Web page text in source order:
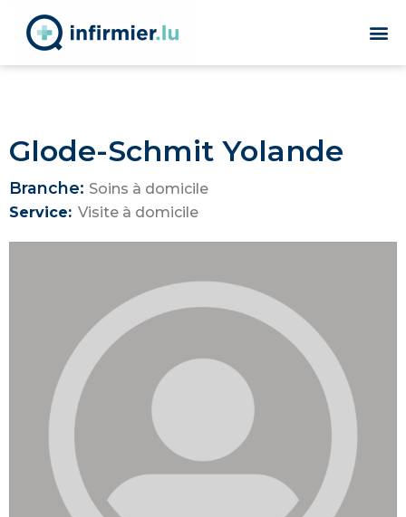
Glode-Schmit Yolande
Branche: Soins à domicile
Service: Visite à domicile